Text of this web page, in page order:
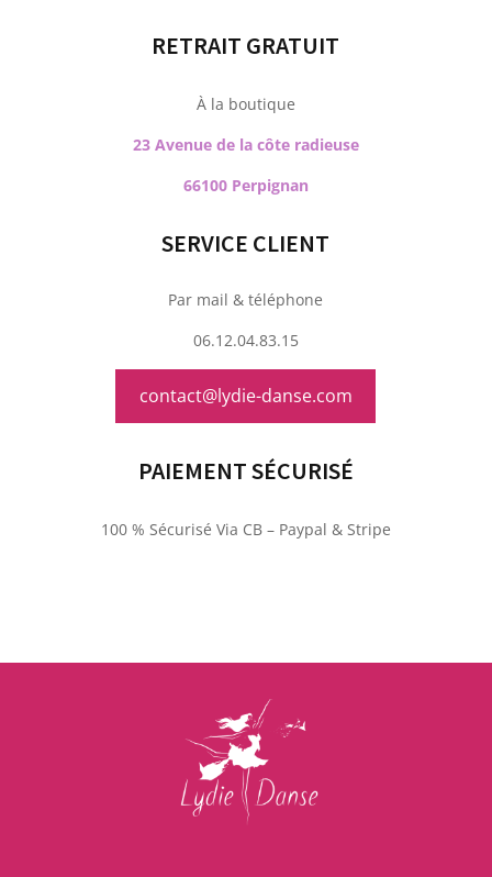
RETRAIT GRATUIT
À la boutique
23 Avenue de la côte radieuse
66100 Perpignan
SERVICE CLIENT
Par mail & téléphone
06.12.04.83.15
contact@lydie-danse.com
PAIEMENT SÉCURISÉ
100 % Sécurisé Via CB – Paypal & Stripe